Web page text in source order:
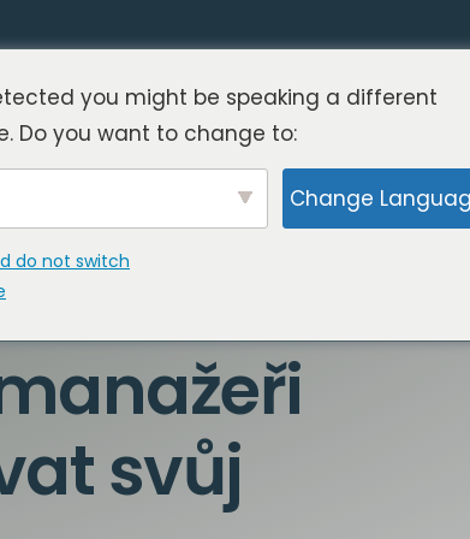
svůj
you might be speaking a different
Do you want to change to:
Change
do not switch